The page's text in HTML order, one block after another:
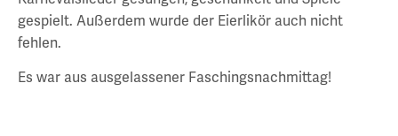
gespielt. Außerdem wurde der Eierlikör auch nicht
fehlen.
Es war aus ausgelassener Faschingsnachmittag!